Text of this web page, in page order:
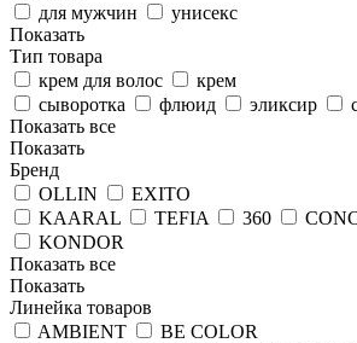
для мужчин
унисекс
Показать
Тип товара
крем для волос
крем
сыворотка
флюид эликсир
Показать все
Показать
Бренд
OLLIN
EXITO
KAARAL
TEFIA 360
KONDOR
Показать все
Показать
Линейка товаров
AMBIENT
BE COLOR